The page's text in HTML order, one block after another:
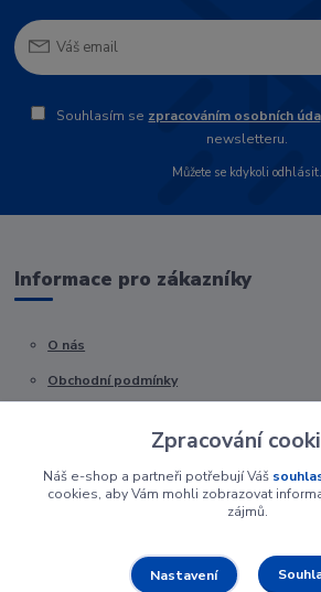
Souhlasím se zpracováním osobních
newsletteru.
Můžete se kdykoli odhlásit.
Informace pro zákazníky
O nás
Obchodní podmínky
Zpracování
Náš e-shop a partneři potřebují Váš
cookies, aby Vám mohli zobrazovat
zájmů.
Nastavení